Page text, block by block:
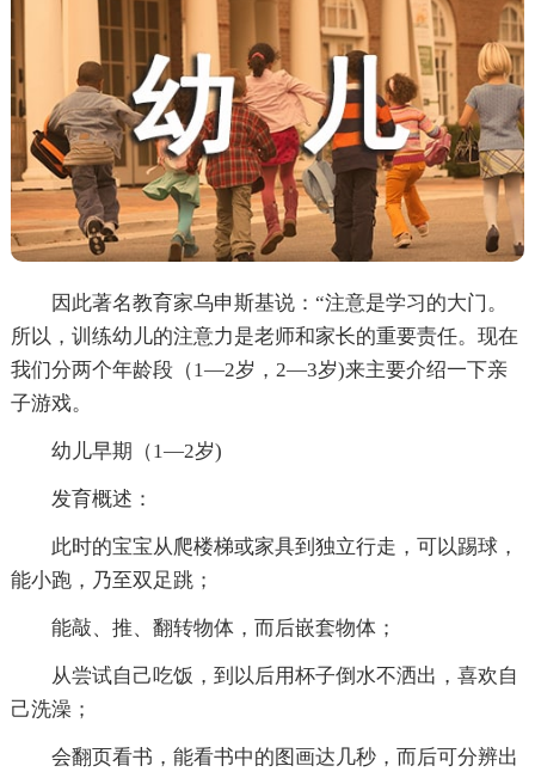
因此著名教育家乌申斯基说：“注意是学习的大门。
所以，训练幼儿的注意力是老师和家长的重要责任。现在
我们分两个年龄段（1—2岁，2—3岁)来主要介绍一下亲
子游戏。
幼儿早期（1—2岁)
发育概述：
此时的宝宝从爬楼梯或家具到独立行走，可以踢球，
能小跑，乃至双足跳；
能敲、推、翻转物体，而后嵌套物体；
从尝试自己吃饭，到以后用杯子倒水不洒出，喜欢自
己洗澡；
会翻页看书，能看书中的图画达几秒，而后可分辨出